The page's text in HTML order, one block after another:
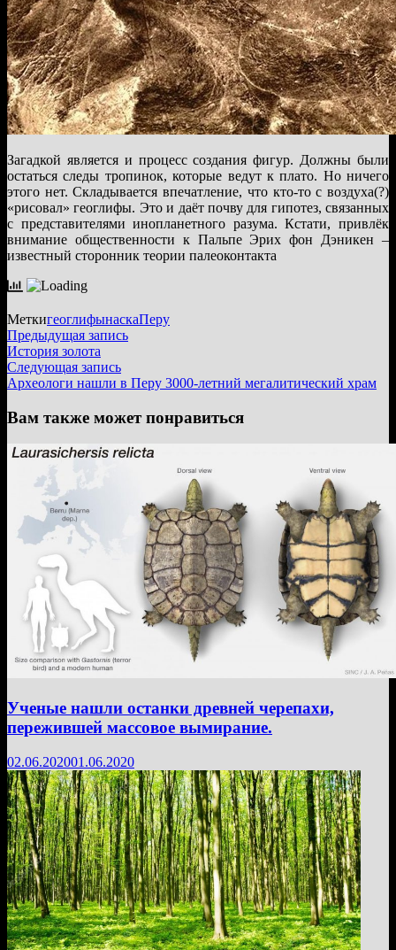
Загадкой является и процесс создания фигур. Должны были
остаться следы тропинок, которые ведут к плато. Но ничего
этого нет. Складывается впечатление, что кто-то с воздуха(?)
«рисовал» геоглифы. Это и даёт почву для гипотез, связанных
с представителями инопланетного разума. Кстати, привлёк
внимание общественности к Пальпе Эрих фон Дэникен –
известный сторонник теории палеоконтакта
МеткигеоглифынаскаПеру
Навигация
по
записям
Предыдущая записьПредыдущая
История золота
Следующая записьСледующая
запись:
Археологи нашли в Перу 3000-летний мегалитический храм
Вам также может понравиться
Ученые нашли останки древней черепахи,
пережившей массовое вымирание.
02.06.202001.06.2020